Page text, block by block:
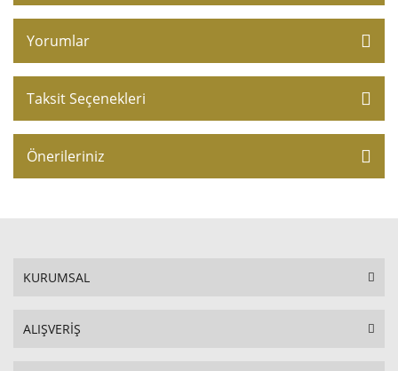
Yorumlar
Taksit Seçenekleri
Önerileriniz
KURUMSAL
ALIŞVERİŞ